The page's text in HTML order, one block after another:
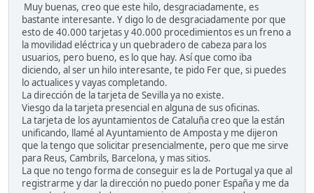
Muy buenas, creo que este hilo, desgraciadamente, es
bastante interesante. Y digo lo de desgraciadamente por que
esto de 40.000 tarjetas y 40.000 procedimientos es un freno a
la movilidad eléctrica y un quebradero de cabeza para los
usuarios, pero bueno, es lo que hay. Así que como iba
diciendo, al ser un hilo interesante, te pido Fer que, si puedes
lo actualices y vayas completando.
La dirección de la tarjeta de Sevilla ya no existe.
Viesgo da la tarjeta presencial en alguna de sus oficinas.
La tarjeta de los ayuntamientos de Cataluña creo que la están
unificando, llamé al Ayuntamiento de Amposta y me dijeron
que la tengo que solicitar presencialmente, pero que me sirve
para Reus, Cambrils, Barcelona, y mas sitios.
La que no tengo forma de conseguir es la de Portugal ya que al
registrarme y dar la dirección no puedo poner España y me da